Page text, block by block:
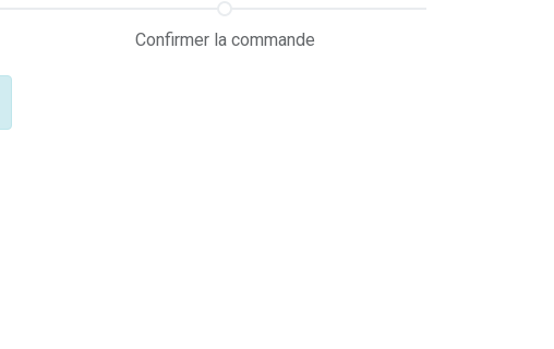
Confirmer la commande